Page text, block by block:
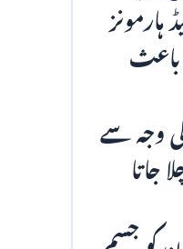
ہارمونز
باعث
وجہ سے
جاتا